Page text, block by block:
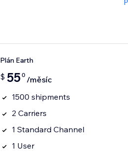
Plán Earth
$ 550 /měsíc
1500 shipments
2 Carriers
1 Standard Channel
1 User